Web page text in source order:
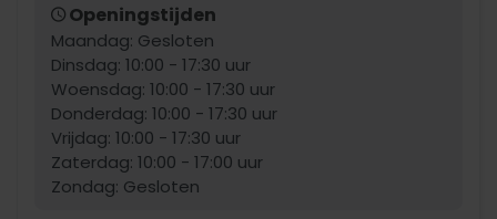
Openingstijden
Maandag: Gesloten
Dinsdag: 10:00 - 17:30 uur
Woensdag: 10:00 - 17:30 uur
Donderdag: 10:00 - 17:30 uur
Vrijdag: 10:00 - 17:30 uur
Zaterdag: 10:00 - 17:00 uur
Zondag: Gesloten